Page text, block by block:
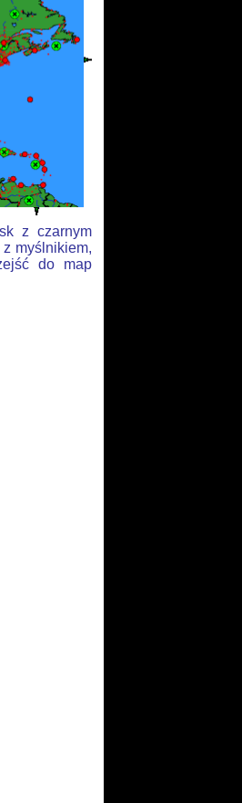
z czarnym
myślnikiem,
do map